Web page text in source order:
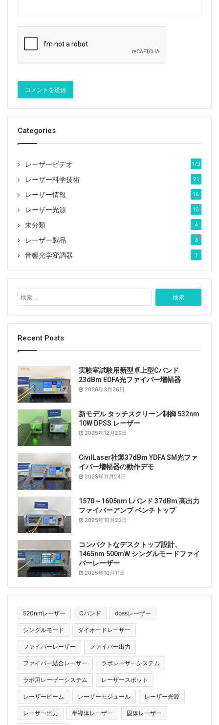
Categories
レーザービデオ 173
レーザー科学技術 21
レーザー情報 16
レーザー光源 16
未分類 4
レーザー製品 3
音響光学変調器 1
索
:
Recent Posts
実験室試験用新型卓上型Cバンド
23dBm EDFA光ファイバー増幅器
2026年3月26日
新モデル タッチスクリーン制御 532nm
10W DPSS レーザー
2025年12月29日
CivilLaser社製37dBm YDFA SM光ファ
イバー増幅器の動作デモ
2025年11月24日
1570～1605nm Lバンド 37dBm 高出力
ファイバーアンプ ベンチトップ
2025年10月23日
コンパクトなデスクトップ設計、
1465nm 500mW シングルモードファイ
バーレーザー
2025年10月11日
520nmレーザー Cバンド dpssレーザー
シングルモード ダイオードレーザー
ファイバーレーザー ファイバー出力
ファイバー結合レーザー ラボレーザーシステム
ラボ用レーザーシステム レーザースポット
レーザービーム レーザーモジュール レーザー光源
レーザー出力 半導体レーザー 固体レーザー